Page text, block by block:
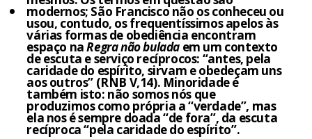
modernos; São Francisco não os conheceu ou
usou, contudo, os frequentíssimos apelos às
várias formas de obediência encontram
espaço naRegra não bulada em um contexto
de escuta e serviço recíprocos: “antes, pela
caridade do espírito, sirvam e obedeçam uns
aos outros” (RNB V,14). Minoridade é
também isto: não somos nós que
produzimos como própria a “verdade”, mas
ela nos é sempre doada “de fora”, da escuta
recíproca “pela caridade do espírito”.